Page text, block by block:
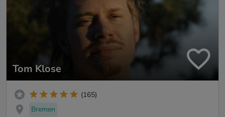
Tom Klose
(165)
Bremen